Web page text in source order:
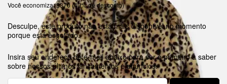
Você economiza: $370 (40% de desconto)
Desculpe, este produto não está mais disponível no momento
porque está esgotado.
Insira seu endereço de e-mail abaixo para ser o primeiro a saber
sobre nossos últimos lançamentos e anúncios.